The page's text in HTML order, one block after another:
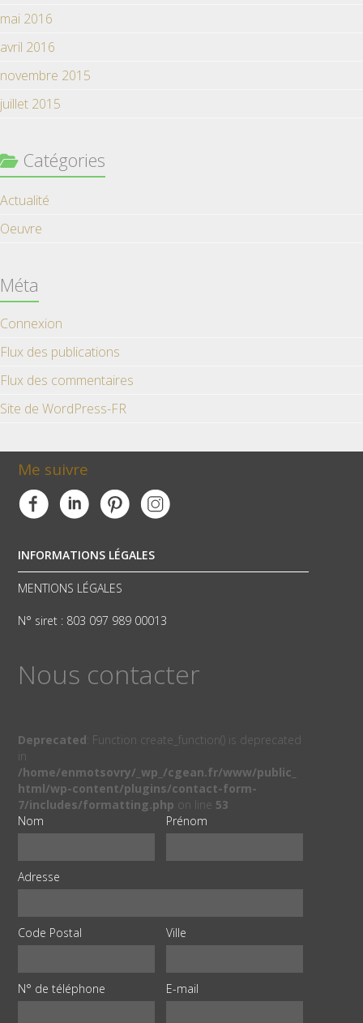
mai 2016
avril 2016
novembre 2015
juillet 2015
Catégories
Actualité
Oeuvre
Méta
Connexion
Flux des publications
Flux des commentaires
Site de WordPress-FR
Me suivre
INFORMATIONS LÉGALES
MENTIONS LÉGALES
N° siret : 803 097 989 00013
Nous contacter
Deprecated: Function create_function() is deprecated
in
/home/enmotsovry/_wp_/cgean.fr/www/public_
html/wp-content/plugins/contact-form-
7/includes/formatting.php on line 53
Nom
Prénom
Adresse
Code Postal Ville
N° de téléphone E-mail